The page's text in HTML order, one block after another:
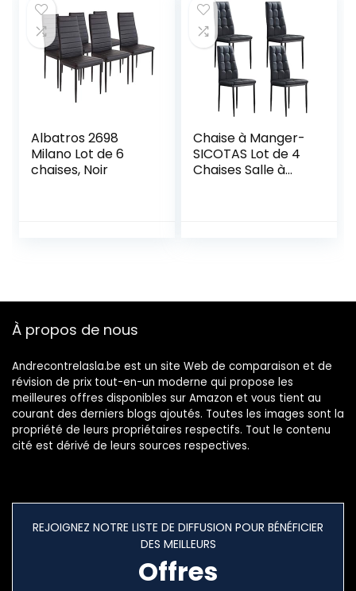
Bureau, Largeur
d’assise 45 cm,
Charge 110 kg,
Vert,
55x58x75,5cm
Albatros 2698
Milano Lot de 6
chaises, Noir
Chaise à Manger-
SICOTAS Lot de 4
Chaises Salle à
Cuisine,
À propos de nous
Andrecontrelasla.be est un site Web de comparaison et de
révision de prix tout-en-un moderne qui propose les
meilleures offres disponibles sur Amazon et vous tient au
courant des derniers blogs ajoutés. Toutes les images sont la
propriété de leurs propriétaires respectifs. Tout le contenu
cité est dérivé de leurs sources respectives.
REJOIGNEZ NOTRE LISTE DE DIFFUSION POUR BÉNÉFICIER
DES MEILLEURS
Offres